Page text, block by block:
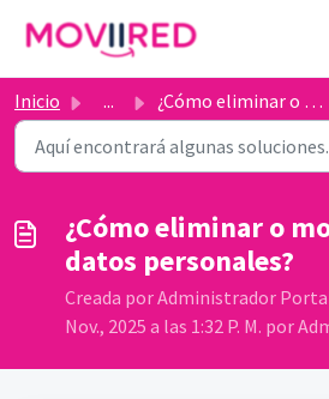
Inicio ... ¿Cómo eliminar o modificar los datos personales?
¿Cómo eliminar o
datos personales?
Creada por Administrador
Nov., 2025 a las 1:32 P. M. por